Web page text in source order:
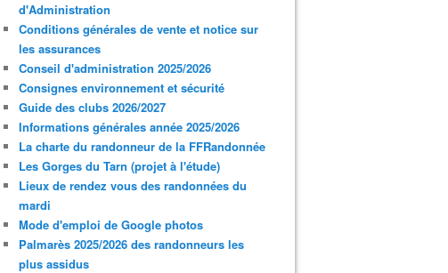
d'Administration
Conditions générales de vente et notice sur
les assurances
Conseil d'administration 2025/2026
Consignes environnement et sécurité
Guide des clubs 2026/2027
Informations générales année 2025/2026
La charte du randonneur de la FFRandonnée
Les Gorges du Tarn (projet à l'étude)
Lieux de rendez vous des randonnées du
mardi
Mode d'emploi de Google photos
Palmarès 2025/2026 des randonneurs les
plus assidus